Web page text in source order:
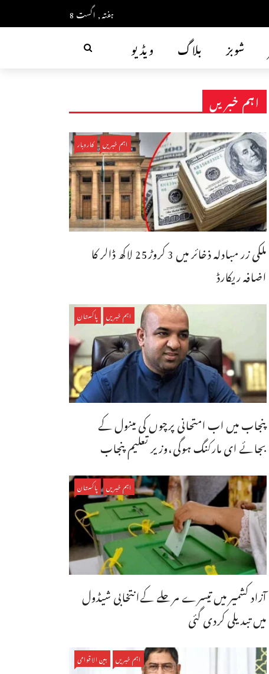
ہفتہ, اگست 8
ویڈیو بلاگ شوبز
اہم خبریں
اہم خبریں کاروبار
ملکی زر مبادلہ ذخائر میں 3 کروڑ25 لاکھ ڈالر کا
اضافہ ریکارڈ
اہم خبریں پاکستان
پنجاب میں اب امتحانی پرچوں کی مینول کے
بجائے ای مارکنگ ہوگی،وزیر تعلیم پنجاب
اہم خبریں پاکستان
آزاد کشمیر میں تیسرے مرحلے کےانتخابی شیڈول
میں تبدیلی کردی گئی
اہم خبریں بین الاقوامی